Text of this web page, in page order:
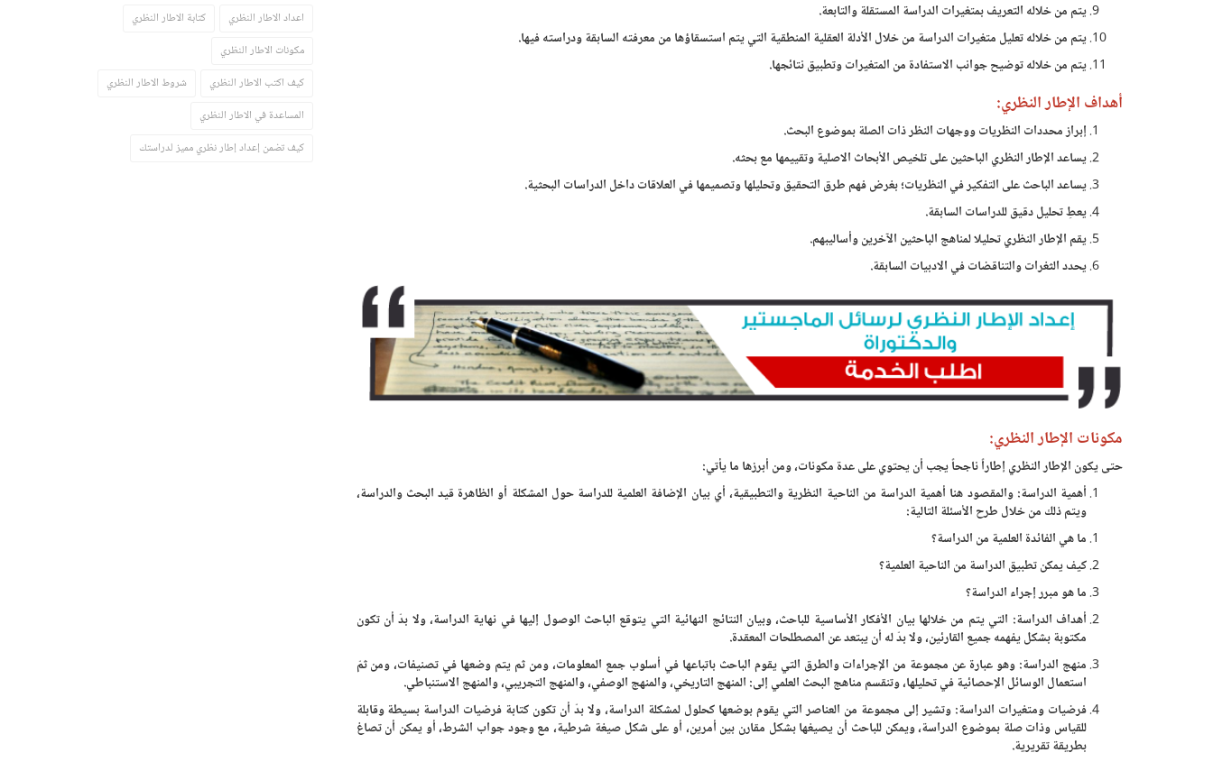
يتم من خلاله التعريف بمتغيرات الدراسة المستقلة والتابعة.
يتم من خلاله تعليل متغيرات الدراسة من خلال الأدلة العقلية المنطقية التي يتم استسقاؤها من معرفته السابقة ودراسته فيها.
يتم من خلاله توضيح جوانب الاستفادة من المتغيرات وتطبيق نتائجها.
أهداف الإطار النظري:
إبراز محددات النظريات ووجهات النظر ذات الصلة بموضوع البحث.
يساعد الإطار النظري الباحثين على تلخيص الأبحاث الاصلية وتقييمها مع بحثه.
يساعد الباحث على التفكير في النظريات؛ بغرض فهم طرق التحقيق وتحليلها وتصميمها في العلاقات داخل الدراسات البحثية.
يعطِ تحليل دقيق للدراسات السابقة.
يقم الإطار النظري تحليلا لمناهج الباحثين الآخرين وأساليبهم.
يحدد الثغرات والتناقضات في الادبيات السابقة.
مكونات الإطار النظري:
حتى يكون الإطار النظري إطاراً ناجحاً يجب أن يحتوي على عدة مكونات، ومن أبرزها ما يأتي:
أهمية الدراسة: والمقصود هنا أهمية الدراسة من الناحية النظرية والتطبيقية، أي بيان الإضافة العلمية للدراسة حول المشكلة أو الظاهرة قيد البحث والدراسة،
ويتم ذلك من خلال طرح الأسئلة التالية:
ما هي الفائدة العلمية من الدراسة؟
كيف يمكن تطبيق الدراسة من الناحية العلمية؟
ما هو مبرر إجراء الدراسة؟
أهداف الدراسة: التي يتم من خلالها بيان الأفكار الأساسية للباحث، وبيان النتائج النهائية التي يتوقع الباحث الوصول إليها في نهاية الدراسة، ولا بدّ أن تكون
مكتوبة بشكل يفهمه جميع القارئين، ولا بدّ له أن يبتعد عن المصطلحات المعقدة.
منهج الدراسة: وهو عبارة عن مجموعة من الإجراءات والطرق التي يقوم الباحث باتباعها في أسلوب جمع المعلومات، ومن ثم يتم وضعها في تصنيفات، ومن ثمّ
استعمال الوسائل الإحصائية في تحليلها، وتنقسم مناهج البحث العلمي إلى: المنهج التاريخي، والمنهج الوصفي، والمنهج التجريبي، والمنهج الاستنباطي.
فرضيات ومتغيرات الدراسة: وتشير إلى مجموعة من العناصر التي يقوم بوضعها كحلول لمشكلة الدراسة، ولا بدّ أن تكون كتابة فرضيات الدراسة بسيطة وقابلة
للقياس وذات صلة بموضوع الدراسة، ويمكن للباحث أن يصيغها بشكل مقارن بين أمرين، أو على شكل صيغة شرطية، مع وجود جواب الشرط، أو يمكن أن تصاغ
بطريقة تقريرية.
اعداد الاطار النظري
كتابة الاطار النظري
مكونات الاطار النظري
كيف اكتب الاطار النظري
شروط الاطار النظري
المساعدة في الاطار النظري
كيف تضمن إعداد إطار نظري مميز لدراستك